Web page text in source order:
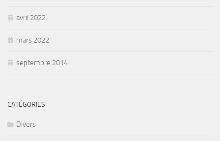
avril 2022
mars 2022
septembre 2014
CATÉGORIES
Divers